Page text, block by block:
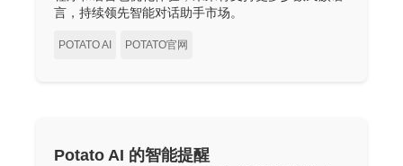
言，持续领先智能对话助手市场。
POTATO AI POTATO官网
Potato AI 的智能提醒